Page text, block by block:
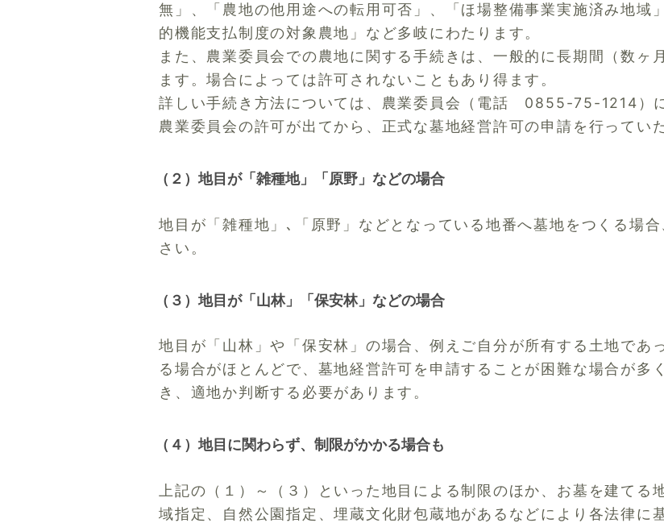
無」、「農地の他用途への転用可否」、「ほ場整備事業実施済み地域
的機能支払制度の対象農地」など多岐にわたります。
また、農業委員会での農地に関する手続きは、一般的に長期間（数ヶ
ます。場合によっては許可されないこともあり得ます。
詳しい手続き方法については、農業委員会（電話 0855-75-1214）
農業委員会の許可が出てから、正式な墓地経営許可の申請を行ってい
（２）地目が「雑種地」「原野」などの場合
地目が「雑種地」､「原野」などとなっている地番へ墓地をつくる場
さい。
（３）地目が「山林」「保安林」などの場合
地目が「山林」や「保安林」の場合、例えご自分が所有する土地であ
る場合がほとんどで、墓地経営許可を申請することが困難な場合が多
き、適地か判断する必要があります。
（４）地目に関わらず、制限がかかる場合も
上記の（１）～（３）といった地目による制限のほか、お墓を建てる
域指定、自然公園指定、埋蔵文化財包蔵地があるなどにより各法律に